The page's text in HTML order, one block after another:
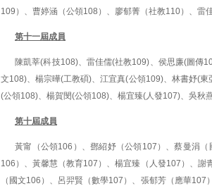
109）、曹婷涵（公領108）、廖郁菁（社教110）、雷
第十一屆成員
陳凱莘(科技108)、雷佳儒(社教109)、侯思廉(圖傳
文108)、楊宗曄(工教碩)、江宜真(公領109)、林書妤(
(公領108)、楊賀閔(公領108)、楊宜臻(人發107)、吳
第十屆成員
黃甯（公領106）、鄧紹妤（公領107）、蔡曼涓
106）、黃馨慧（教育107）、楊宜臻（人發107）、
（國文106）、呂羿賢（數學107）、張郁芳（應華